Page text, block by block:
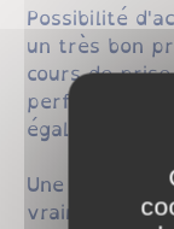
Possibilité
un très bon
cours de
également
Une
vraiment